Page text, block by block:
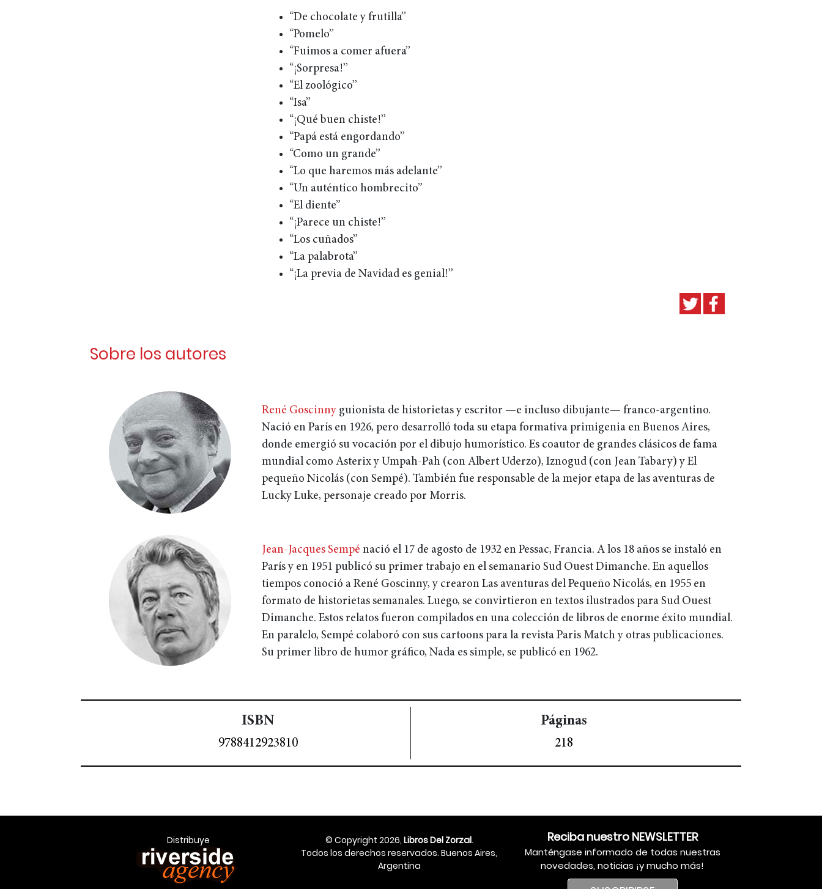
“De chocolate y frutilla”
“Pomelo”
“Fuimos a comer afuera”
“¡Sorpresa!”
“El zoológico”
“Isa”
“¡Qué buen chiste!”
“Papá está engordando”
“Como un grande”
“Lo que haremos más adelante”
“Un auténtico hombrecito”
“El diente”
“¡Parece un chiste!”
“Los cuñados”
“La palabrota”
“¡La previa de Navidad es genial!”
Sobre los autores
René Goscinnyguionista de historietas y escritor —e incluso dibujante— franco-argentino.
Nació en París en 1926, pero desarrolló toda su etapa formativa primigenia en Buenos Aires,
donde emergió su vocación por el dibujo humorístico. Es coautor de grandes clásicos de fama
mundial como Asterix y Umpah-Pah (con Albert Uderzo), Iznogud (con Jean Tabary) y El
pequeño Nicolás (con Sempé). También fue responsable de la mejor etapa de las aventuras de
Lucky Luke, personaje creado por Morris.
Jean-Jacques Sempé nació el 17 de agosto de 1932 en Pessac, Francia. A los 18 años se instaló en
París y en 1951 publicó su primer trabajo en el semanario Sud Ouest Dimanche. En aquellos
tiempos conoció a René Goscinny, y crearon Las aventuras del Pequeño Nicolás, en 1955 en
formato de historietas semanales. Luego, se convirtieron en textos ilustrados para Sud Ouest
Dimanche. Estos relatos fueron compilados en una colección de libros de enorme éxito mundial.
En paralelo, Sempé colaboró con sus cartoons para la revista Paris Match y otras publicaciones.
Su primer libro de humor gráfico, Nada es simple, se publicó en 1962.
ISBN
9788412923810
Páginas
218
Distribuye © Copyright 2026, Libros Del Zorzal.
Todos los derechos reservados. Buenos Aires,
Argentina
Reciba nuestro NEWSLETTER
Manténgase informado de todas nuestras
novedades, noticias ¡y mucho más!